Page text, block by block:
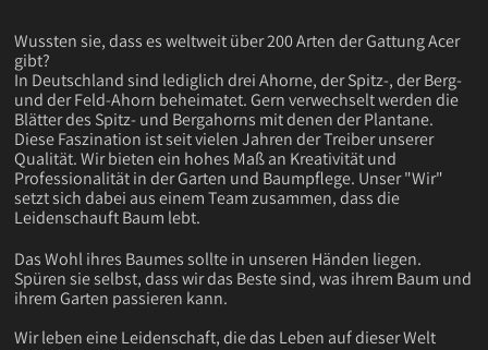
Wussten sie, dass es weltweit über 200 Arten der Gattung Acer
gibt?
In Deutschland sind lediglich drei Ahorne, der Spitz-, der Berg-
und der Feld-Ahorn beheimatet. Gern verwechselt werden die
Blätter des Spitz- und Bergahorns mit denen der Plantane.
Diese Faszination ist seit vielen Jahren der Treiber unserer
Qualität. Wir bieten ein hohes Maß an Kreativität und
Professionalität in der Garten und Baumpflege. Unser "Wir"
setzt sich dabei aus einem Team zusammen, dass die
Leidenschauft Baum lebt.
Das Wohl ihres Baumes sollte in unseren Händen liegen.
Spüren sie selbst, dass wir das Beste sind, was ihrem Baum und
ihrem Garten passieren kann.
Wir leben eine Leidenschaft, die das Leben auf dieser Welt